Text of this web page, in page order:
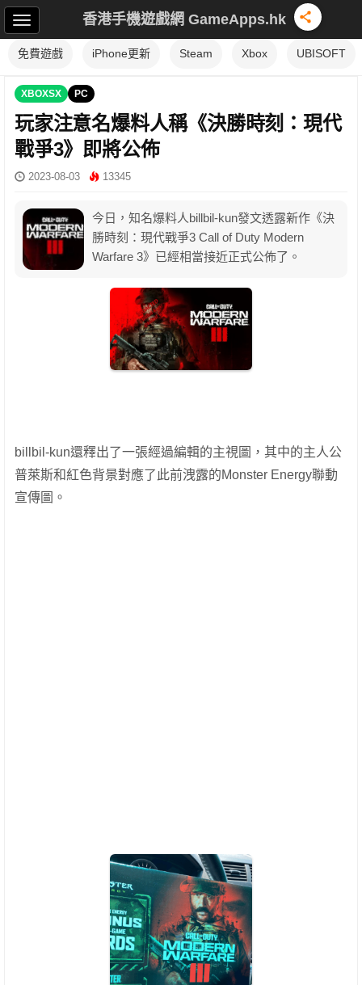
香港手機遊戲網 GameApps.hk
免費遊戲 iPhone更新 Steam Xbox UBISOFT
XBOXSX PC
玩家注意名爆料人稱《決勝時刻：現代
戰爭3》即將公佈
2023-08-03 13345
今日，知名爆料人billbil-kun發文透露新作《決
勝時刻：現代戰爭3 Call of Duty Modern
Warfare 3》已經相當接近正式公佈了。
billbil-kun還釋出了一張經過編輯的主視圖，其中的主人公
普萊斯和紅色背景對應了此前洩露的Monster Energy聯動
宣傳圖。